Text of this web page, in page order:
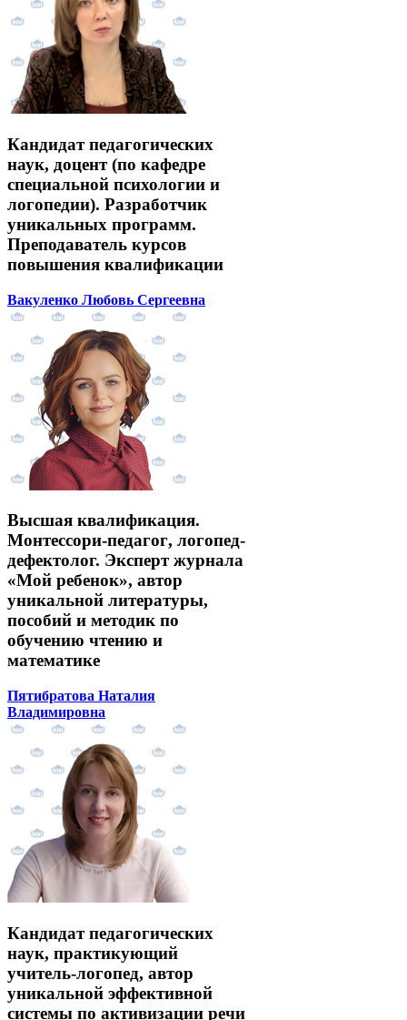
Кандидат педагогических
наук, доцент (по кафедре
специальной психологии и
логопедии). Разработчик
уникальных программ.
Преподаватель курсов
повышения квалификации
Вакуленко Любовь Сергеевна
Высшая квалификация.
Монтессори-педагог, логопед-
дефектолог. Эксперт журнала
«Мой ребенок», автор
уникальной литературы,
пособий и методик по
обучению чтению и
математике
Пятибратова Наталия
Владимировна
Кандидат педагогических
наук, практикующий
учитель-логопед, автор
уникальной эффективной
системы по активизации речи